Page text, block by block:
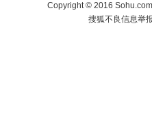
Copyright©2016
搜狐不良信息举